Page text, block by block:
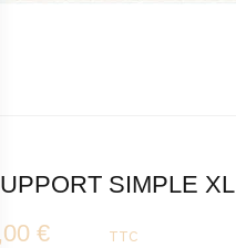
SIMPLE XL
€
TTC